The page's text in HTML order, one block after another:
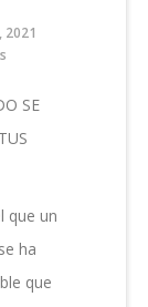
2021
DE
ALGUIEN
ESTÁ
COMUNICANDO
A
TRAVÉS
SE
que un
ha
que